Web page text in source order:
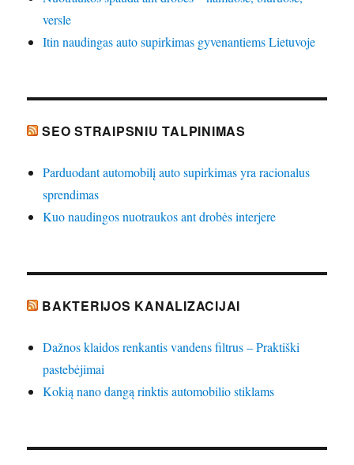
versle
Itin naudingas auto supirkimas gyvenantiems Lietuvoje
SEO STRAIPSNIU TALPINIMAS
Parduodant automobilį auto supirkimas yra racionalus
sprendimas
Kuo naudingos nuotraukos ant drobės interjere
BAKTERIJOS KANALIZACIJAI
Dažnos klaidos renkantis vandens filtrus – Praktiški
pastebėjimai
Kokią nano dangą rinktis automobilio stiklams